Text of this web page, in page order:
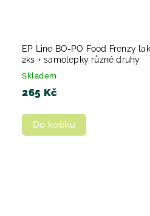
EP Line BO-PO Food Frenzy
2ks + samolepky různé druhy
Skladem
265 Kč
Do košíku